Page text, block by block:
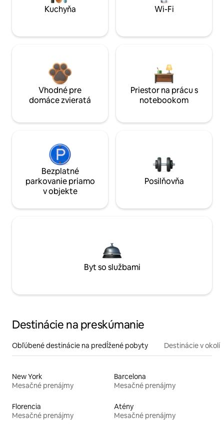
Kuchyňa Wi-Fi
Vhodné pre
domáce zvieratá
Priestor na prácu s
notebookom
Bezplatné
parkovanie priamo
v objekte
Posilňovňa
Byt so službami
Destinácie na preskúmanie
Obľúbené destinácie na predĺžené pobyty Destinácie v okolí
New York
Mesačné prenájmy
Barcelona
Mesačné prenájmy
Florencia
Mesačné prenájmy
Atény
Mesačné prenájmy